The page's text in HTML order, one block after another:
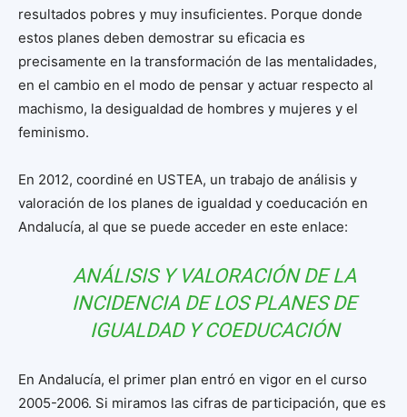
resultados pobres y muy insuficientes. Porque donde
estos planes deben demostrar su eficacia es
precisamente en la transformación de las mentalidades,
en el cambio en el modo de pensar y actuar respecto al
machismo, la desigualdad de hombres y mujeres y el
feminismo.
En 2012, coordiné en USTEA, un trabajo de análisis y
valoración de los planes de igualdad y coeducación en
Andalucía, al que se puede acceder en este enlace:
ANÁLISIS Y VALORACIÓN DE LA
INCIDENCIA DE LOS PLANES DE
IGUALDAD Y COEDUCACIÓN
En Andalucía, el primer plan entró en vigor en el curso
2005-2006. Si miramos las cifras de participación, que es